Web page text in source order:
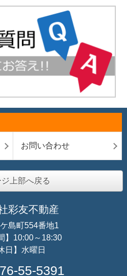
お問い合わせ
上部へ戻る
彩友不動産
島町554番地1
】10:00～18:30
日】水曜日
55-5391